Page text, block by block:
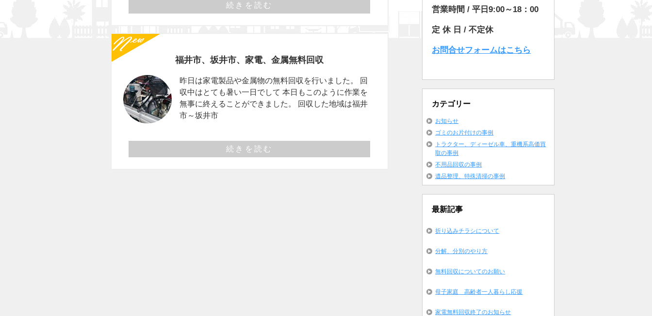
続きを読む
福井市、坂井市、家電、金属無料回収
昨日は家電製品や金属物の無料回収を行いました。 回
収中はとても暑い一日でして 本日もこのように作業を
無事に終えることができました。 回収した地域は福井
市～坂井市
続きを読む
営業時間 / 平日9:00～18：00
定 休 日 / 不定休
お問合せフォームはこちら
カテゴリー
お知らせ
ゴミのお片付けの事例
トラクター、ディーゼル車、重機系高価買
取の事例
不用品回収の事例
遺品整理、特殊清掃の事例
最新記事
折り込みチラシについて
分解、分別のやり方
無料回収についてのお願い
母子家庭 高齢者一人暮らし応援
家電無料回収終了のお知らせ